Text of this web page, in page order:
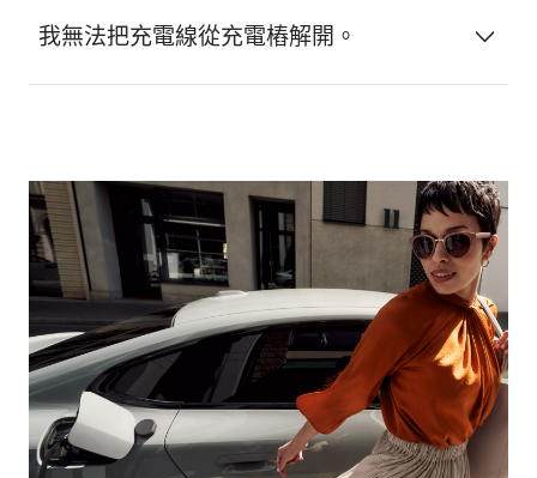
我無法把充電線從充電樁解開。